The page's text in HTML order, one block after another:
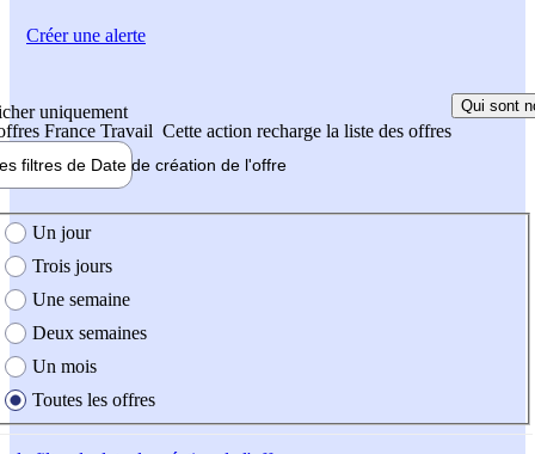
uniquement
France Travail Cette action recharge la liste des offres
Qui sont
filtres de Date de création de l'offre
création de l'offre
Un jour
Trois jours
Une semaine
Deux semaines
Un mois
Toutes les offres
Créer une alerte